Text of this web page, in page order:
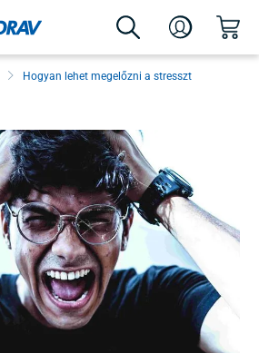
Hogyan lehet megelőzni a stresszt